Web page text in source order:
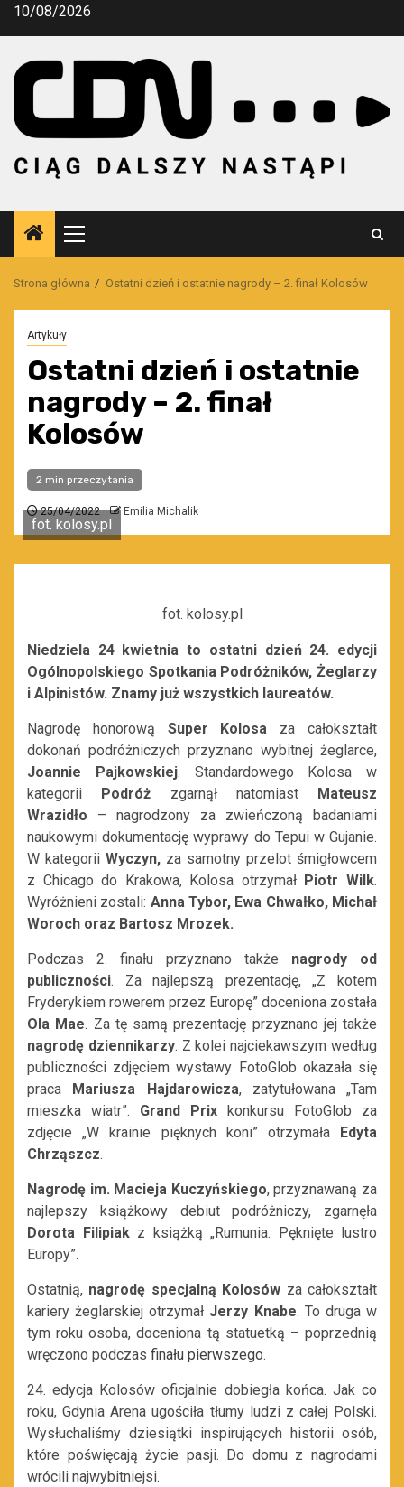
Przejdź
10/08/2026
Menu
główne
Strona główna Ostatni dzień i ostatnie nagrody – 2. finał Kolosów
Artykuły
Ostatni dzień i ostatnie
nagrody – 2. finał
Kolosów
2 min przeczytania
25/04/2022 Emilia Michalik
fot. kolosy.pl
fot. kolosy.pl
Niedziela 24 kwietnia to ostatni dzień 24. edycji
Ogólnopolskiego Spotkania Podróżników, Żeglarzy
i Alpinistów. Znamy już wszystkich laureatów.
Nagrodę honorową Super Kolosa za całokształt
dokonań podróżniczych przyznano wybitnej żeglarce,
Joannie Pajkowskiej. Standardowego Kolosa w
kategorii
Podróż zgarnął natomiast
Mateusz
Wrazidło – nagrodzony za zwieńczoną badaniami
naukowymi dokumentację wyprawy do Tepui w Gujanie.
W kategorii Wyczyn, za samotny przelot śmigłowcem
z Chicago do Krakowa, Kolosa otrzymał Piotr Wilk.
Wyróżnieni zostali: Anna Tybor, Ewa Chwałko, Michał
Woroch oraz Bartosz Mrozek.
Podczas 2. finału przyznano także nagrody od
publiczności. Za najlepszą prezentację, „Z kotem
Fryderykiem rowerem przez Europę” doceniona została
Ola Mae. Za tę samą prezentację przyznano jej także
nagrodę dziennikarzy. Z kolei najciekawszym według
publiczności zdjęciem wystawy FotoGlob okazała się
praca Mariusza Hajdarowicza, zatytułowana „Tam
mieszka wiatr”. Grand Prix konkursu FotoGlob za
zdjęcie „W krainie pięknych koni” otrzymała
Edyta
Chrząszcz.
Nagrodę im. Macieja Kuczyńskiego, przyznawaną za
najlepszy książkowy debiut podróżniczy, zgarnęła
Dorota Filipiakz książką „Rumunia. Pęknięte lustro
Europy”.
Ostatnią, nagrodę specjalną Kolosów za całokształt
kariery żeglarskiej otrzymał Jerzy Knabe. To druga w
tym roku osoba, doceniona tą statuetką – poprzednią
wręczono podczas finału pierwszego.
24. edycja Kolosów oficjalnie dobiegła końca. Jak co
roku, Gdynia Arena ugościła tłumy ludzi z całej Polski.
Wysłuchaliśmy dziesiątki inspirujących historii osób,
które poświęcają życie pasji. Do domu z nagrodami
wrócili najwybitniejsi.